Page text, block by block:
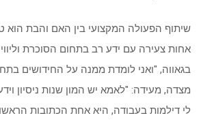
שיתוף הפעולה המקצועי בין האם והבת הוא
אחות צעירה עם ידע רב בתחום הסוכרת
בגאווה, "ואני לומדת ממנה על החידושים
מצדה, מעידה: "לאמא יש המון שנות ניסיון
לי דילמות בעבודה, היא אחת הכתובות